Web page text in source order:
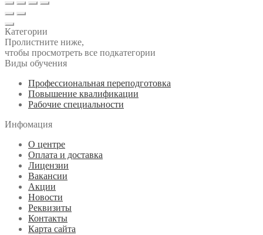
Категории
Пролистните ниже,
чтобы просмотреть все подкатегории
Виды обучения
Профессиональная переподготовка
Повышение квалификации
Рабочие специальности
Инфомация
О центре
Оплата и доставка
Лицензии
Вакансии
Акции
Новости
Реквизиты
Контакты
Карта сайта